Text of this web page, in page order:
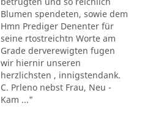
Blumen spendeten, sowie dem
Hmn Prediger Denenter für
seine rtostreichtn Worte am
Grade derverewigten fugen
wir hiernir unseren
herzlichsten , innigstendank.
C. Prleno nebst Frau, Neu -
Kam ..."